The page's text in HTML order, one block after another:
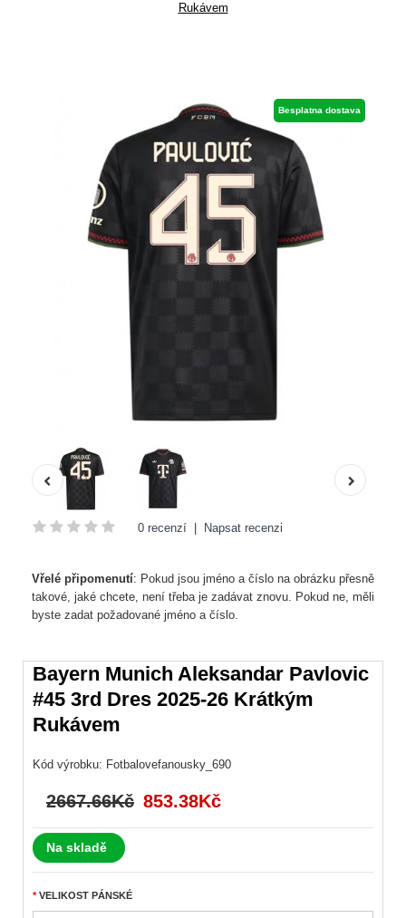
Rukávem
Besplatna dostava
0 recenzí Napsat recenzi
Vřelé připomenutí: Pokud jsou jméno a číslo na obrázku přesně
takové, jaké chcete, není třeba je zadávat znovu. Pokud ne, měli
byste zadat požadované jméno a číslo.
Bayern Munich Aleksandar Pavlovic
#45 3rd Dres 2025-26 Krátkým
Rukávem
Kód výrobku: Fotbalovefanousky_690
2667.66Kč 853.38Kč
Na skladě
VELIKOST PÁNSKÉ